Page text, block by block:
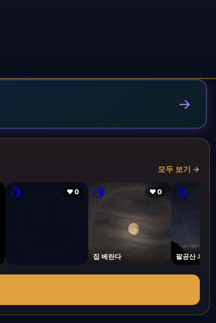
→
모두 보기 →
🌖 ❤ 0 🌖 ❤ 0
집 베란다
🌖
팔공산 자락